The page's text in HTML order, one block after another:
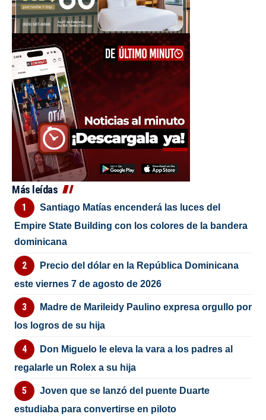
Más leídas
Santiago Matías encenderá las luces del
Empire State Building con los colores de la bandera
dominicana
Precio del dólar en la República Dominicana
este viernes 7 de agosto de 2026
Madre de Marileidy Paulino expresa orgullo por
los logros de su hija
Don Miguelo le eleva la vara a los padres al
regalarle un Rolex a su hija
Joven que se lanzó del puente Duarte
estudiaba para convertirse en piloto